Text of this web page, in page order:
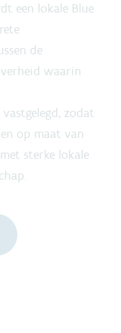
een lokale Blue
de
waarin
zodat
op maat van
sterke lokale